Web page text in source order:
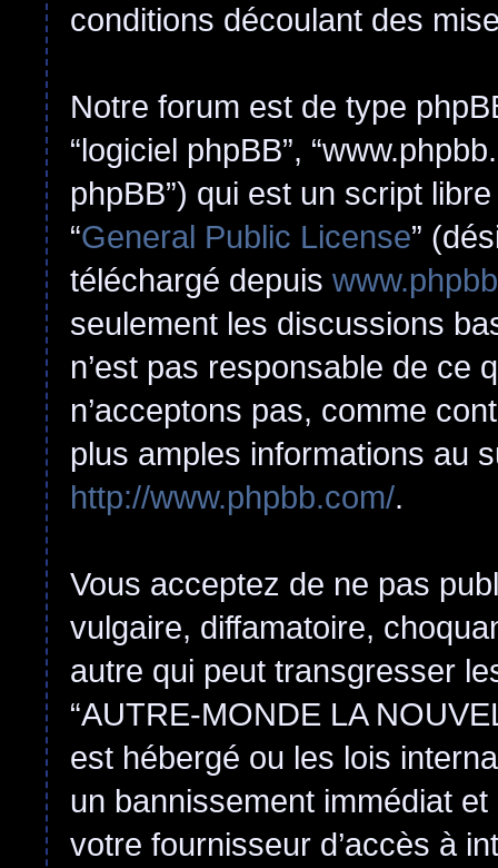
conditions découlant des
Notre forum est de type
“logiciel phpBB”,
phpBB”) qui est un script
“General Public License”
téléchargé depuis
seulement les discussions
n’est pas responsable de ce
n’acceptons pas, comme
plus amples informations au
http://www.phpbb.com/.
Vous acceptez de ne pas
vulgaire, diffamatoire,
autre qui peut transgresser
“AUTRE-MONDE LA
est hébergé ou les lois
un bannissement immédiat
votre fournisseur d’accès à